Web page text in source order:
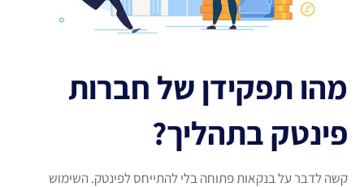
מהו תפקידן של חברות
פינטק בתהליך?
קשה לדבר על בנקאות פתוחה בלי להתייחס לפינטק. השימוש